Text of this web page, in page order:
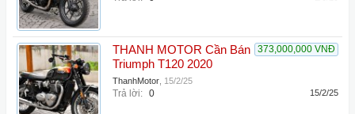
373,000,000 VNĐ
THANH MOTOR Cần Bán
Triumph T120 2020
ThanhMotor 15/2/25
Trả lời: 0 15/2/25